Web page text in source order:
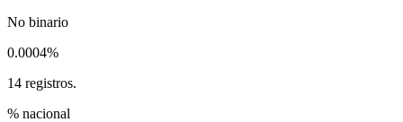
No binario
0.0004%
14 registros.
% nacional